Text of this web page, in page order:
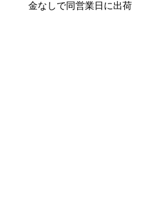
金なしで同営業日に出荷